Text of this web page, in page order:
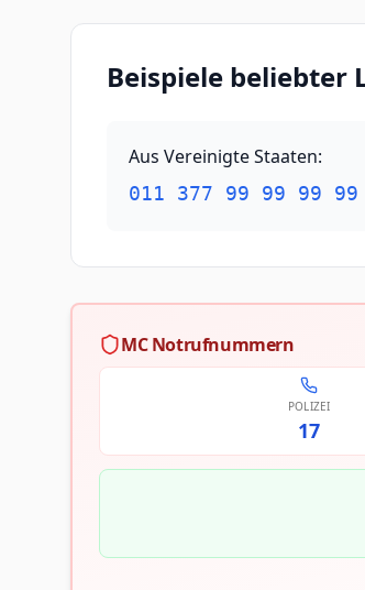
Beispiele beliebter
Aus Vereinigte Staaten:
011 377 99 99 99 99
MC Notrufnummern
POLIZEI
17